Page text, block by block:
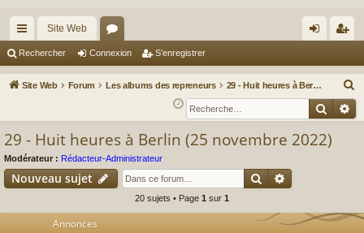
cc
ès
Site Web
or
u ne
xi
nr
eg
Rechercher Connexion S’enregistrer
Site Web Forum Les albums des repreneurs 29 - Huit heures à Berlin (25 novembre 2022)
e
c
29 - Huit heures à Berlin (25 novembre 2022)
Modérateur : Rédacteur-Administrateur
Nouveau sujet Rechercher
20 sujets • Page 1 sur 1
Annonces